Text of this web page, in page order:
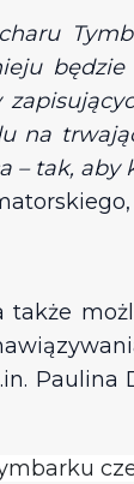
na
tak,
Paulina